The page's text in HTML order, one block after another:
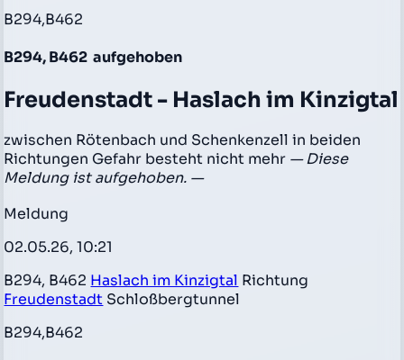
B294,B462
B294, B462 aufgehoben
Freudenstadt - Haslach im Kinzigtal
zwischen Rötenbach und Schenkenzell in beiden
Richtungen Gefahr besteht nicht mehr — Diese
Meldung ist aufgehoben. —
Meldung
02.05.26, 10:21
B294, B462 Haslach im Kinzigtal Richtung
Freudenstadt Schloßbergtunnel
B294,B462